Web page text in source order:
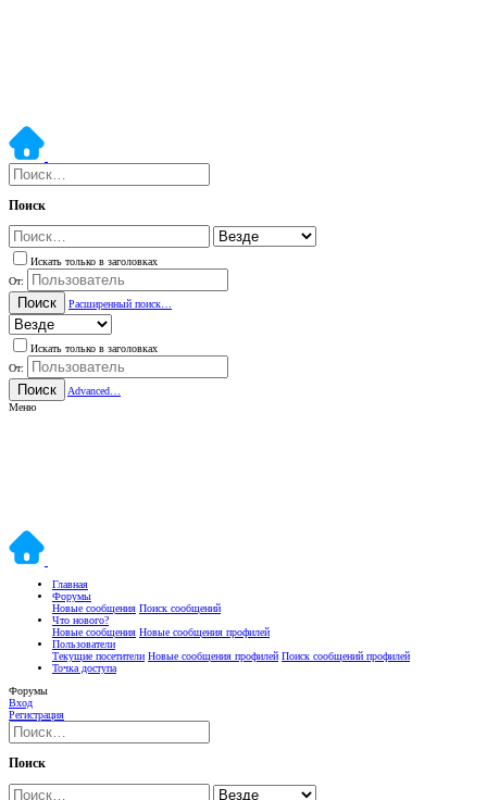
Поиск
Искать только в заголовках
От:
Поиск Расширенный поиск…
Искать только в заголовках
От:
Поиск
Advanced…
Меню
Главная
Форумы
Новые сообщения Поиск сообщений
Что нового?
Новые сообщения Новые сообщения профилей
Пользователи
Текущие посетители Новые сообщения профилей Поиск сообщений профилей
Точка доступа
Форумы
Вход
Регистрация
Поиск